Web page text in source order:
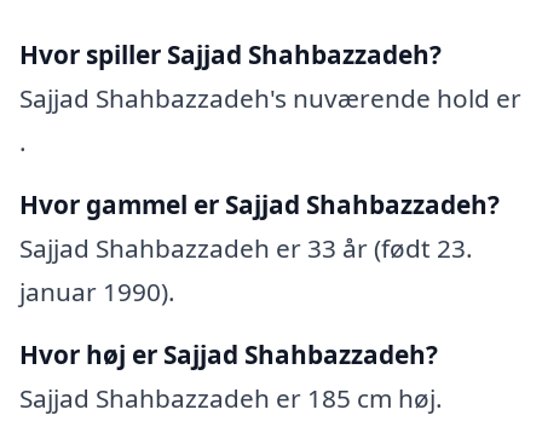
Hvor spiller Sajjad Shahbazzadeh?
Sajjad Shahbazzadeh's nuværende hold er
.
Hvor gammel er Sajjad Shahbazzadeh?
Sajjad Shahbazzadeh er 33 år (født 23.
januar 1990).
Hvor høj er Sajjad Shahbazzadeh?
Sajjad Shahbazzadeh er 185 cm høj.